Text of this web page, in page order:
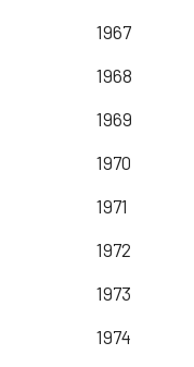
1967
1968
1969
1970
1971
1972
1973
1974